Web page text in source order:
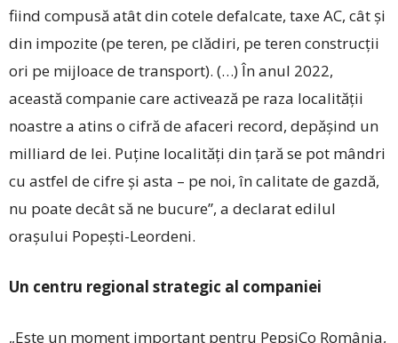
fiind compusă atât din cotele defalcate, taxe AC, cât și
din impozite (pe teren, pe clădiri, pe teren construcții
ori pe mijloace de transport). (…) În anul 2022,
această companie care activează pe raza localității
noastre a atins o cifră de afaceri record, depășind un
milliard de lei. Puține localități din țară se pot mândri
cu astfel de cifre și asta – pe noi, în calitate de gazdă,
nu poate decât să ne bucure”, a declarat edilul
orașului Popești-Leordeni.
Un centru regional strategic al companiei
„Este un moment important pentru PepsiCo România,